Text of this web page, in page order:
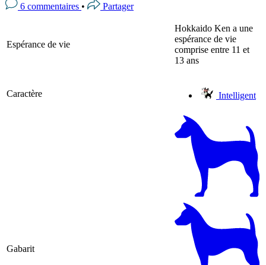
6 commentaires • Partager
Espérance de vie
Hokkaido Ken a une
espérance de vie
comprise entre 11 et
13 ans
Caractère Intelligent
Gabarit